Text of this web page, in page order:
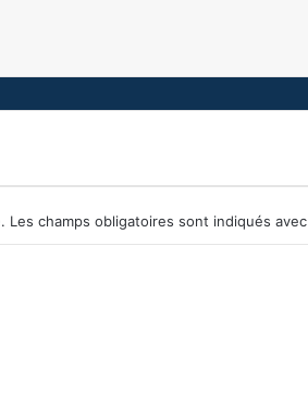
Les champs obligatoires sont indiqués avec